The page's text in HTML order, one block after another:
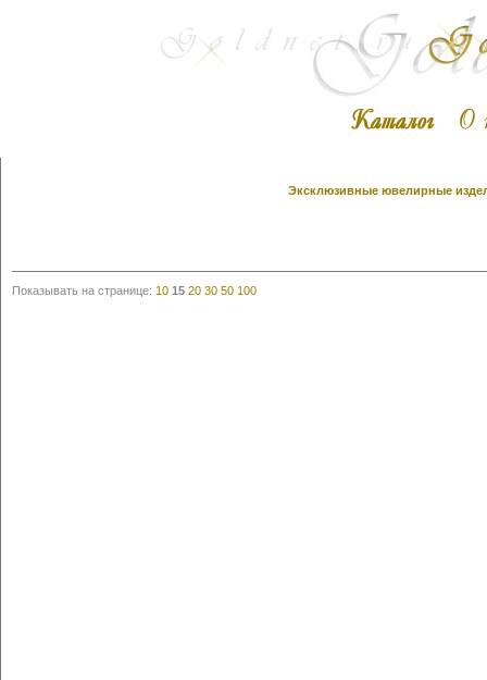
Эксклюзивные ювелирные
Показывать на странице: 10 15 20 30 50 100